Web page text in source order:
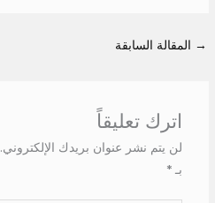
→ المقالة السابقة
اترك تعليقاً
لن يتم نشر عنوان بريدك الإلكتروني.
بـ *